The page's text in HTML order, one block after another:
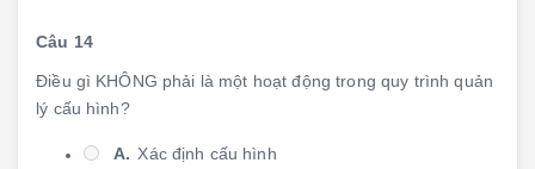
Câu 14
Điều gì KHÔNG phải là một hoạt động trong quy trình quản
lý cấu hình?
A. Xác định cấu hình